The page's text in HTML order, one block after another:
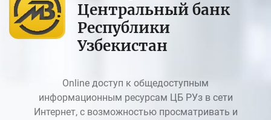
Центральный банк
Республики
Узбекистан
Online доступ к общедоступным
информационным ресурсам ЦБ РУз в сети
Интернет, с возможностью просматривать и